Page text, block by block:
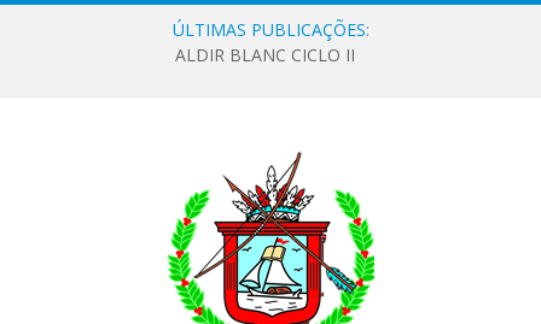
ÚLTIMAS PUBLICAÇÕES:
ALDIR BLANC CICLO II